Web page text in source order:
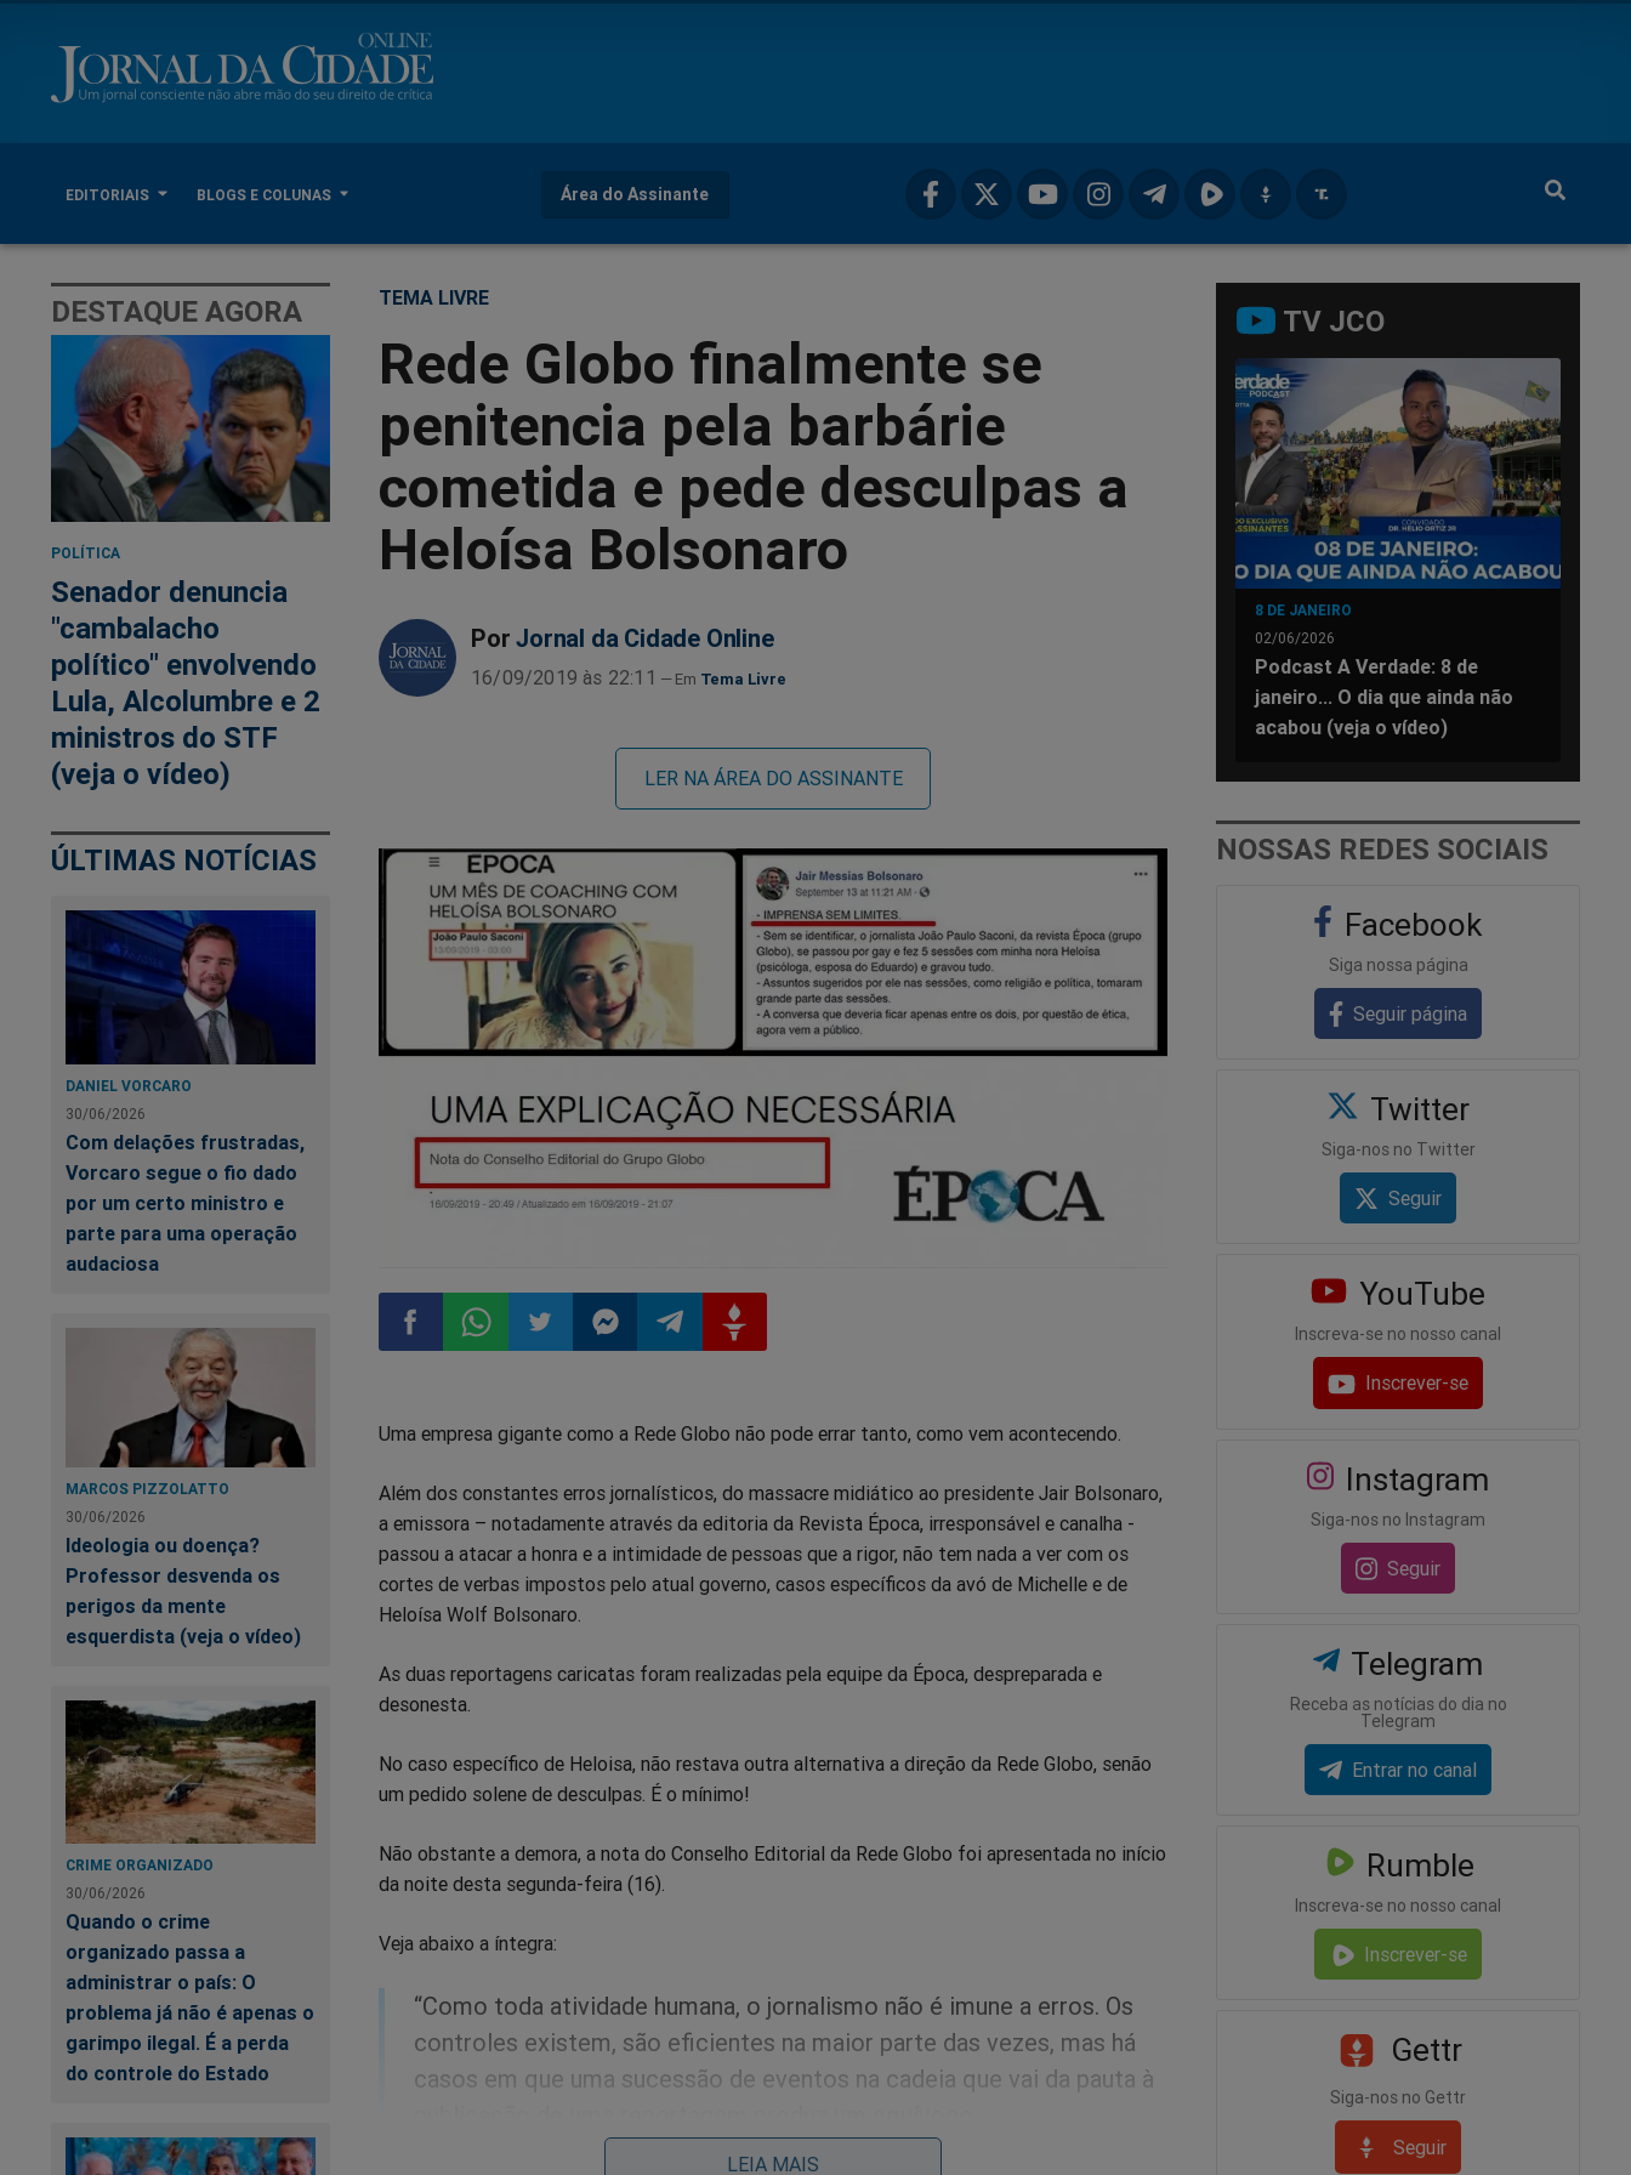
EDITORIAIS BLOGS E COLUNAS Área do Assinante
DESTAQUE AGORA
POLÍTICA
Senador denuncia
"cambalacho
político" envolvendo
Lula, Alcolumbre e 2
ministros do STF
(veja o vídeo)
ÚLTIMAS NOTÍCIAS
DANIEL VORCARO
30/06/2026
Com delações frustradas,
Vorcaro segue o fio dado
por um certo ministro e
parte para uma operação
audaciosa
MARCOS PIZZOLATTO
30/06/2026
Ideologia ou doença?
Professor desvenda os
perigos da mente
esquerdista (veja o vídeo)
CRIME ORGANIZADO
30/06/2026
Quando o crime
organizado passa a
administrar o país: O
problema já não é apenas o
garimpo ilegal. É a perda
do controle do Estado
TEMA LIVRE
Rede Globo finalmente se
penitencia pela barbárie
cometida e pede desculpas a
Heloísa Bolsonaro
Por Jornal da Cidade Online
16/09/2019 às 22:11 Tema Livre
LER NA ÁREA DO ASSINANTE
no
Facebook
no
Whatsapp
no
Twitter
no
Messenger
no
Telegram
no
Gettr
Uma empresa gigante como a Rede Globo não pode errar tanto, como vem acontecendo.
Além dos constantes erros jornalísticos, do massacre midiático ao presidente Jair Bolsonaro,
a emissora – notadamente através da editoria da Revista Época, irresponsável e canalha -
passou a atacar a honra e a intimidade de pessoas que a rigor, não tem nada a ver com os
cortes de verbas impostos pelo atual governo, casos específicos da avó de Michelle e de
Heloísa Wolf Bolsonaro.
As duas reportagens caricatas foram realizadas pela equipe da Época, despreparada e
desonesta.
No caso específico de Heloisa, não restava outra alternativa a direção da Rede Globo, senão
um pedido solene de desculpas. É o mínimo!
Não obstante a demora, a nota do Conselho Editorial da Rede Globo foi apresentada no início
da noite desta segunda-feira (16).
Veja abaixo a íntegra:
“Como toda atividade humana, o jornalismo não é imune a erros. Os
controles existem, são eficientes na maior parte das vezes, mas há
casos em que uma sucessão de eventos na cadeia que vai da pauta à
LEIA MAIS
TV JCO
8 DE JANEIRO
02/06/2026
Podcast A Verdade: 8 de
janeiro... O dia que ainda não
acabou (veja o vídeo)
NOSSAS REDES SOCIAIS
Facebook
Siga nossa página
Seguir página
Twitter
Siga-nos no Twitter
Seguir
YouTube
Inscreva-se no nosso canal
Inscrever-se
Instagram
Siga-nos no Instagram
Seguir
Telegram
Receba as notícias do dia no
Telegram
Entrar no canal
Rumble
Inscreva-se no nosso canal
Inscrever-se
Gettr
Siga-nos no Gettr
Seguir